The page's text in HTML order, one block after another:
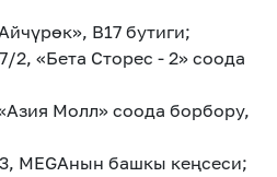
В17 бутиги;
2, «Бета Сторес - 2» соода
Молл» соода борбору,
MEGAнын башкы кеңсеси;